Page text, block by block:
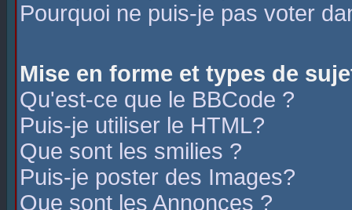
Pourquoi ne puis-je pas voter
Mise en forme et types de
Qu'est-ce que le BBCode ?
Puis-je utiliser le HTML?
Que sont les smilies ?
Puis-je poster des Images?
Que sont les Annonces ?